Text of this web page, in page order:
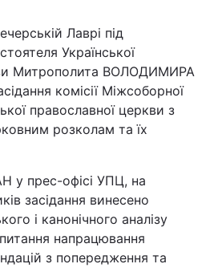
Лаврі під
Української
Митрополита ВОЛОДИМИРА
комісії Міжсоборної
православної церкви з
розколам та їх
у прес-офісі УПЦ, на
засідання винесено
і канонічного аналізу
напрацювання
з попередження та